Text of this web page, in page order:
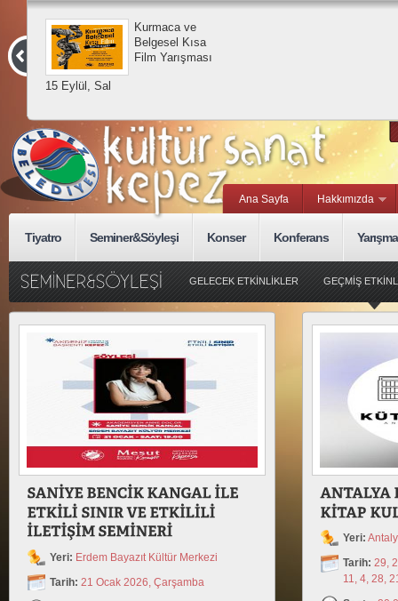
15 Eylül, Sal
Kurmaca ve
Belgesel Kısa
Film Yarışması
Ana Sayfa Hakkımızda
Tiyatro Seminer&Söyleşi Konser Konferans Yarışma
GELECEK ETKİNLİKLER GEÇMİŞ
Yeri: Erdem Bayazıt Kültür Merkezi
Tarih: 21 Ocak 2026, Çarşamba
Yeri:
Tarih: 29,
11, 4, 28,